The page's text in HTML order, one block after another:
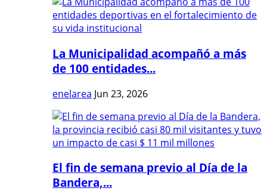
La Municipalidad acompañó a más
de 100 entidades...
enelarea Jun 23, 2026
El fin de semana previo al Día de la
Bandera,...